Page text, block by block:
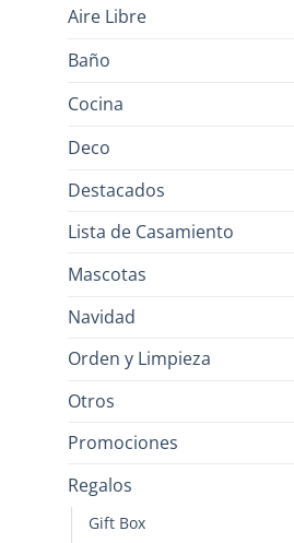
Aire Libre
Baño
Cocina
Deco
Destacados
Lista de Casamiento
Mascotas
Navidad
Orden y Limpieza
Otros
Promociones
Regalos
Gift Box